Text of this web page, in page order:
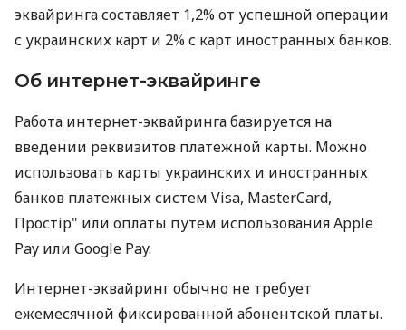
эквайринга составляет 1,2% от успешной операции
с украинских карт и 2% с карт иностранных банков.
Об интернет-эквайринге
Работа интернет-эквайринга базируется на
введении реквизитов платежной карты. Можно
использовать карты украинских и иностранных
банков платежных систем Visa, MasterCard,
Простір" или оплаты путем использования Apple
Pay или Google Pay.
Интернет-эквайринг обычно не требует
ежемесячной фиксированной абонентской платы.